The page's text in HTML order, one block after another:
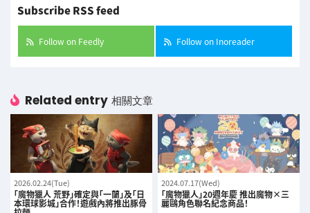
Subscribe RSS feed
Follow on Feedly Follow on Inoreader
Related entry 相關文章
2026.02.24(Tue)
「魔物獵人 荒野」確定與「一蘭」及「日
本環球影城」合作！遊戲內將推出豚骨
2024.07.17(Wed)
「魔物獵人」20週年慶 推出魔物×三
麗鷗角色聯名紀念商品！